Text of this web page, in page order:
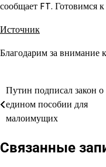
сообщает FT. Готовимся
Источник
Благодарим за внимание
Навигация
по
Путин подписал закон о
едином пособии для
малоимущих
Связанные